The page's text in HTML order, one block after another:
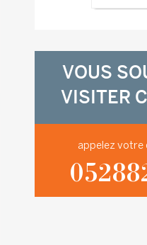
VOUS
VISITER
appelez votre